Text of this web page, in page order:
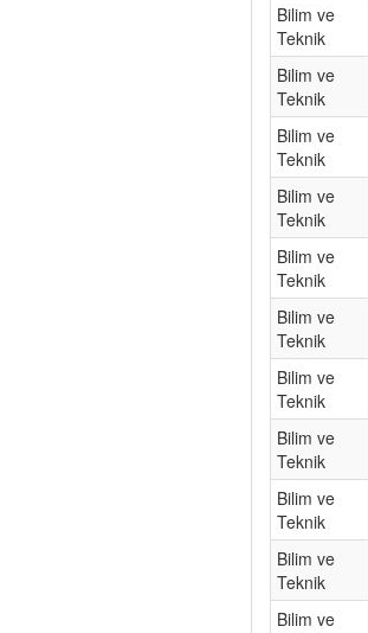
Bilim ve
Teknik
Bilim ve
Teknik
Bilim ve
Teknik
Bilim ve
Teknik
Bilim ve
Teknik
Bilim ve
Teknik
Bilim ve
Teknik
Bilim ve
Teknik
Bilim ve
Teknik
Bilim ve
Teknik
Bilim ve